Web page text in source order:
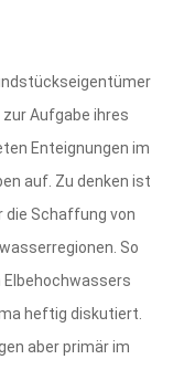
Aufgabe ihres
Enteignungen im
auf. Zu denken ist
die Schaffung von
So
heftig diskutiert.
aber primär im